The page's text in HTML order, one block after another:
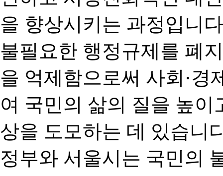
을 향상시키는 과정입니
불필요한 행정규제를 폐
을 억제함으로써 사회·경
여 국민의 삶의 질을 높
상을 도모하는 데 있습니
정부와 서울시는 국민의